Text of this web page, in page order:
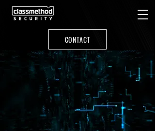
CONTACT